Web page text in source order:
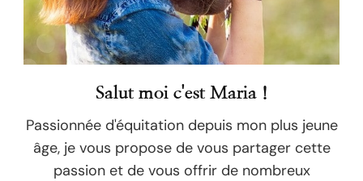
Salut moi c'est Maria !
Passionnée d'équitation depuis mon plus jeune
âge, je vous propose de vous partager cette
passion et de vous offrir de nombreux